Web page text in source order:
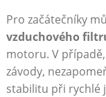
Pro začátečníky
vzduchového
motoru. V
závody,
stabilitu při rychlé